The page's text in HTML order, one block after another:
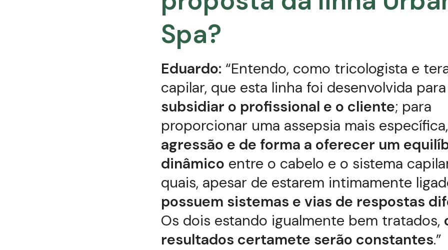
Spa?
Eduardo: “Entendo, como tricologista e
capilar, que esta linha foi desenvolvida para
subsidiar o profissional e o cliente; para
proporcionar uma assepsia mais
agressão e de forma a oferecer um
dinâmico entre o cabelo e o sistema
quais, apesar de estarem intimamente
possuem sistemas e vias de respostas
Os dois estando igualmente bem tratados,
resultados certamete serão constantes.”